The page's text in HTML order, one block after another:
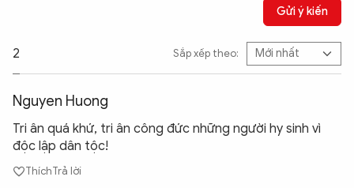
Gửi ý kiến
2 Sắp xếp theo:
Nguyen Huong
Tri ân quá khứ, tri ân công đức những người hy sinh vì
độc lập dân tộc!
ThíchTrả lời